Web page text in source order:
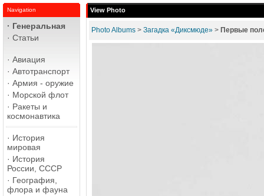
Navigation
· Генеральная
· Статьи
· Авиация
· Автотранспорт
· Армия - оружие
· Морской флот
· Ракеты и
космонавтика
· История
мировая
· История
России, СССР
· География,
флора и фауна
View Photo
Photo Albums > Загадка «Диксмюде» > Первые